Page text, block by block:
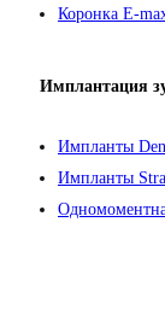
Коронка E-
Имплантация
Импланты
Импланты